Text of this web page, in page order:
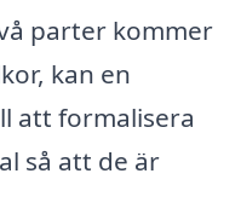
parter kommer
kan en
att formalisera
så att de är